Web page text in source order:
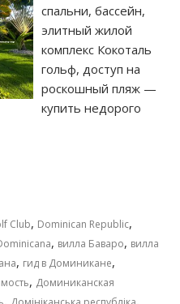
спальни, бассейн,
элитный жилой
комплекс Кокоталь
гольф, доступ на
роскошный пляж —
купить недорого
Club, Dominican Republic,
, вилла Баваро, вилла
, гид в Доминикане,
, Доминиканская
, ,